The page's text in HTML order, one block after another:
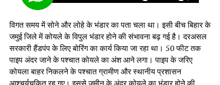
विगत समय में सोने और लोहे के भंडार का पता चला था। इसी बीच बिहार के
जमुई जिले में कोयले के विपुल भंडार होने की संभावना बढ़ गई है। दरअसल
सरकारी हैंडपंप के लिए बोरिंग का कार्य किया जा रहा था। 50 फीट तक
पाइप अंदर जाने के पश्चात कोयले का अंश आने लगा। पाइप के जरिए
कोयला बाहर निकलने के पश्चात ग्रामीण और स्‍थानीय प्रशासन